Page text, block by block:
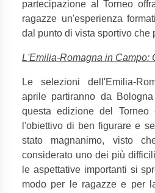
partecipazione al Torneo
ragazze un'esperienza
dal punto di vista sportivo che
L'Emilia-Romagna in Campo:
Le selezioni dell'Emilia-
aprile partiranno da
questa edizione del Torneo
l'obiettivo di ben figurare e
stato magnanimo, visto
considerato uno dei più
le aspettative importanti si
modo per le ragazze e per